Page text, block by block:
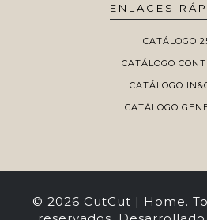
ENLACES
CATÁLOGO
CATÁLOGO
CATÁLOGO
CATÁLOGO
© 2026 CutCut | Home.